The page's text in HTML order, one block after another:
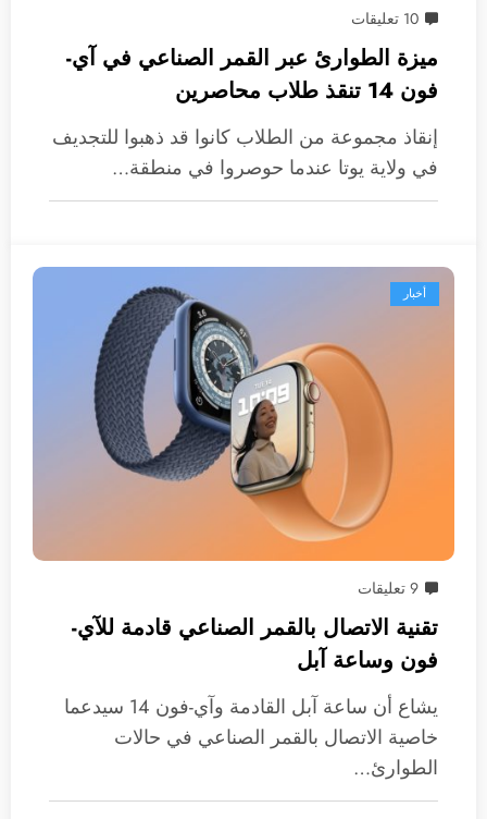
10 تعليقات
ميزة الطوارئ عبر القمر الصناعي في آي-
فون 14 تنقذ طلاب محاصرين
إنقاذ مجموعة من الطلاب كانوا قد ذهبوا للتجديف
في ولاية يوتا عندما حوصروا في منطقة…
أخبار
9 تعليقات
تقنية الاتصال بالقمر الصناعي قادمة للآي-
فون وساعة آبل
يشاع أن ساعة آبل القادمة وآي-فون 14 سيدعما
خاصية الاتصال بالقمر الصناعي في حالات
الطوارئ…